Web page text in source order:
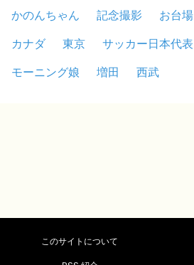
かのんちゃん
記念撮影 お台場
カナダ
東京 サッカー日本代表
モーニング娘
増田 西武
このサイトについて